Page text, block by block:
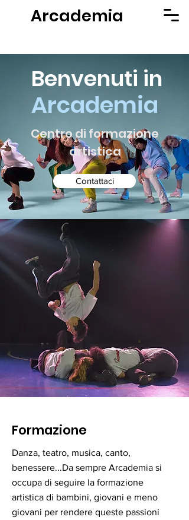
Arcademia
Benvenuti in
Arcademia
Centro di formazione
artistica
Contattaci
Formazione
Danza, teatro, musica, canto,
benessere...Da sempre Arcademia si
occupa di seguire la formazione
artistica di bambini, giovani e meno
giovani per rendere queste passioni